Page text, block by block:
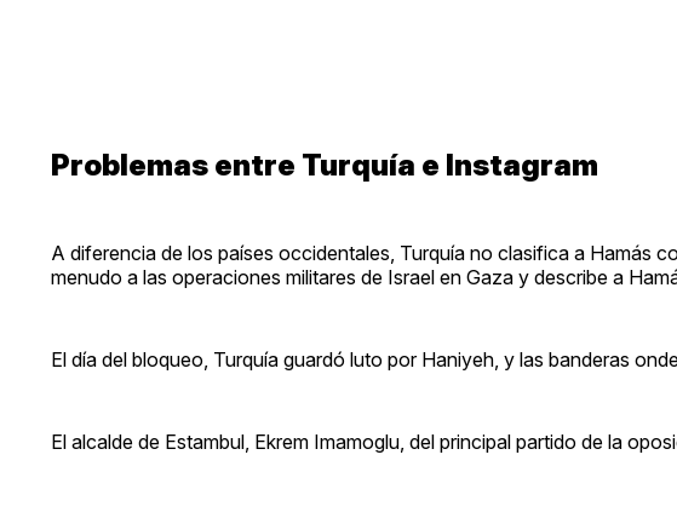
Problemas entre Turquía e Instagram
A diferencia de los países occidentales, Turquía no clasifica a Hamás
menudo a las operaciones militares de Israel en Gaza y describe a
El día del bloqueo, Turquía guardó luto por Haniyeh, y las banderas
El alcalde de Estambul, Ekrem Imamoglu, del principal partido de la